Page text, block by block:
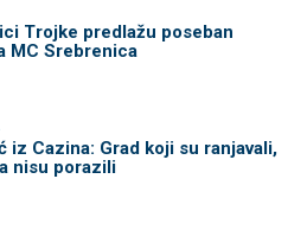
Trojke predlažu poseban
MC Srebrenica
iz Cazina: Grad koji su ranjavali,
nisu porazili